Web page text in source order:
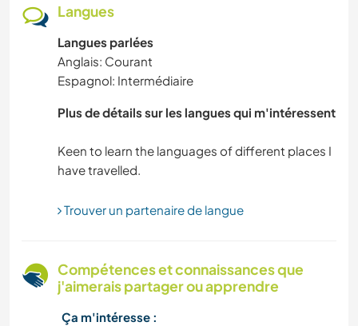
Langues
Langues parlées
Anglais: Courant
Espagnol: Intermédiaire
Plus de détails sur les langues qui m'intéressent
Keen to learn the languages of different places I
Trouver un partenaire de langue
Compétences et connaissances que
j'aimerais partager ou apprendre
Ça m'intéresse :